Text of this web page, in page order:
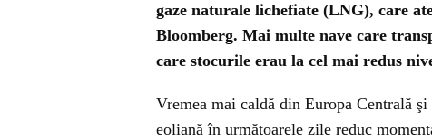
gaze naturale lichefiate (LNG), care
Bloomberg. Mai multe nave care
care stocurile erau la cel mai redus
Vremea mai caldă din Europa Centrală
eoliană în următoarele zile reduc